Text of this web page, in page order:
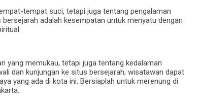
tempat suci, tetapi juga tentang pengalaman
adalah kesempatan untuk menyatu dengan
yang memukau, tetapi juga tentang kedalaman
dan kunjungan ke situs bersejarah, wisatawan dapat
yang ada di kota ini. Bersiaplah untuk merenung di